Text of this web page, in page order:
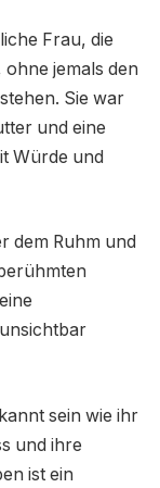
Frau, die
jemals den
Sie war
und eine
Würde und
dem Ruhm und
sein wie ihr
und ihre
ist ein